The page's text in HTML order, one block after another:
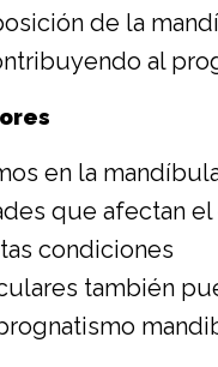
de la
al
en la
que afectan
condiciones
también